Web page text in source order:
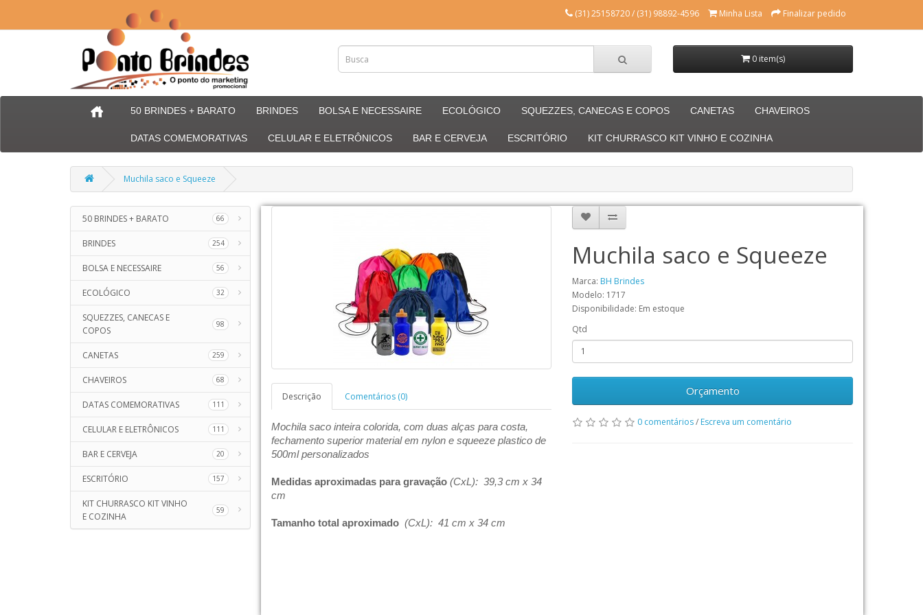
(31) 25158720 / (31) 98892-4596 Minha Lista Finalizar pedido
0 item(s)
50 BRINDES + BARATO BRINDES BOLSA E NECESSAIRE ECOLÓGICO SQUEZZES, CANECAS E COPOS CANETAS CHAVEIROS
DATAS COMEMORATIVAS CELULAR E ELETRÔNICOS BAR E CERVEJA ESCRITÓRIO KIT CHURRASCO KIT VINHO E COZINHA
Muchila saco e Squeeze
50 BRINDES + BARATO 66
BRINDES 254
BOLSA E NECESSAIRE 56
ECOLÓGICO 32
SQUEZZES, CANECAS E
COPOS
98
CANETAS 259
CHAVEIROS 68
DATAS COMEMORATIVAS 111
CELULAR E ELETRÔNICOS 111
BAR E CERVEJA 20
ESCRITÓRIO 157
KIT CHURRASCO KIT VINHO
E COZINHA
59
Descrição Comentários (0)
Mochila saco inteira colorida, com duas alças para costa,
fechamento superior material em nylon e squeeze plastico de
500ml personalizados
Medidas aproximadas para gravação(CxL): 39,3 cm x 34
cm
Tamanho total aproximado (CxL): 41 cm x 34 cm
Muchila saco e Squeeze
Marca: BH Brindes
Modelo: 1717
Disponibilidade: Em estoque
Qtd
Orçamento
0 comentários/ Escreva um comentário